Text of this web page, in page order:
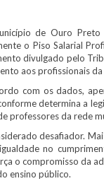
de Ouro Preto
o Piso Salarial
divulgado pelo
aos profissionais
com os dados,
determina a
professores da rede
desafiador.
no
o compromisso da
ensino público.